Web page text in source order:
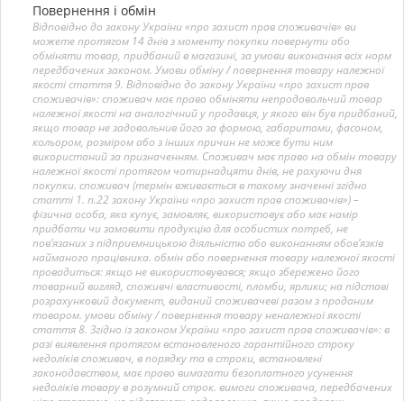
Повернення і обмін
Відповідно до закону України «про захист прав споживачів» ви
можете протягом 14 днів з моменту покупки повернути або
обміняти товар, придбаний в магазині, за умови виконання всіх норм
передбачених законом. Умови обміну / повернення товару належної
якості стаття 9. Відповідно до закону України «про захист прав
споживачів»: споживач має право обміняти непродовольчий товар
належної якості на аналогічний у продавця, у якого він був придбаний,
якщо товар не задовольнив його за формою, габаритами, фасоном,
кольором, розміром або з інших причин не може бути ним
використаний за призначенням. Споживач має право на обмін товару
належної якості протягом чотирнадцяти днів, не рахуючи дня
покупки. споживач (термін вживається в такому значенні згідно
статті 1. п.22 закону України «про захист прав споживачів») –
фізична особа, яка купує, замовляє, використовує або має намір
придбати чи замовити продукцію для особистих потреб, не
пов’язаних з підприємницькою діяльністю або виконанням обов’язків
найманого працівника. обмін або повернення товару належної якості
провадиться: якщо не використовувався; якщо збережено його
товарний вигляд, споживчі властивості, пломби, ярлики; на підставі
розрахунковий документ, виданий споживачеві разом з проданим
товаром. умови обміну / повернення товару неналежної якості
стаття 8. Згідно із законом України «про захист прав споживачів»: в
разі виявлення протягом встановленого гарантійного строку
недоліків споживач, в порядку та в строки, встановлені
законодавством, має право вимагати безоплатного усунення
недоліків товару в розумний строк. вимоги споживача, передбачених